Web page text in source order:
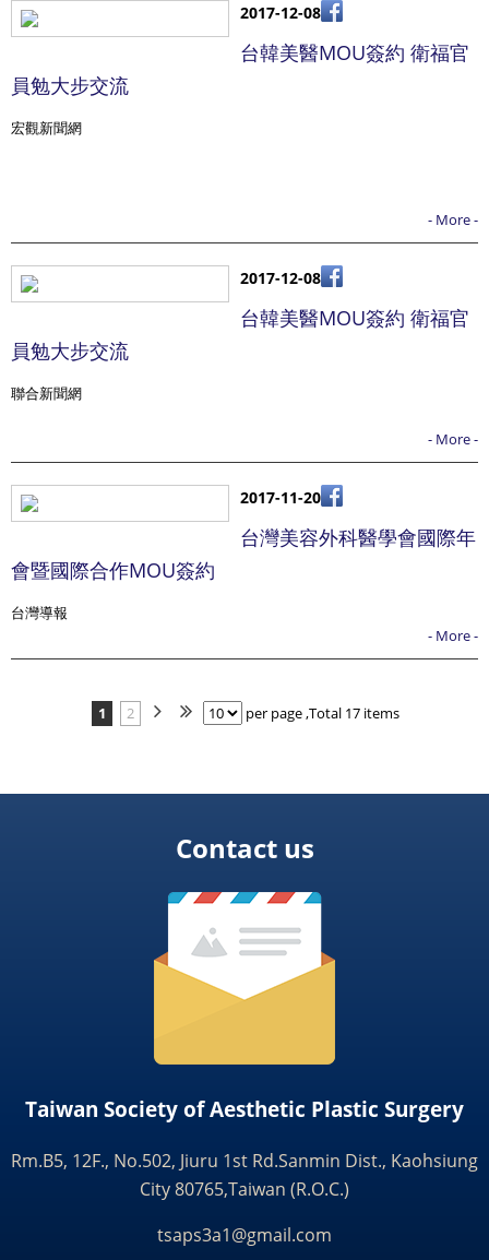
2017-12-08
台韓美醫MOU簽約 衛福官
員勉大步交流
宏觀新聞網
- More -
2017-12-08
台韓美醫MOU簽約 衛福官
員勉大步交流
聯合新聞網
- More -
2017-11-20
台灣美容外科醫學會國際年
會暨國際合作MOU簽約
台灣導報
- More -
1 2 per page ,Total 17 items
Contact us
Taiwan Society of Aesthetic Plastic Surgery
Rm.B5, 12F., No.502, Jiuru 1st Rd.Sanmin Dist., Kaohsiung
City 80765,Taiwan (R.O.C.)
tsaps3a1@gmail.com